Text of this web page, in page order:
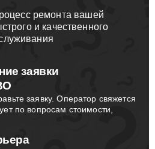
ремонта вашей
и качественного
заявки
заявку. Оператор свяжется
по вопросам стоимости,